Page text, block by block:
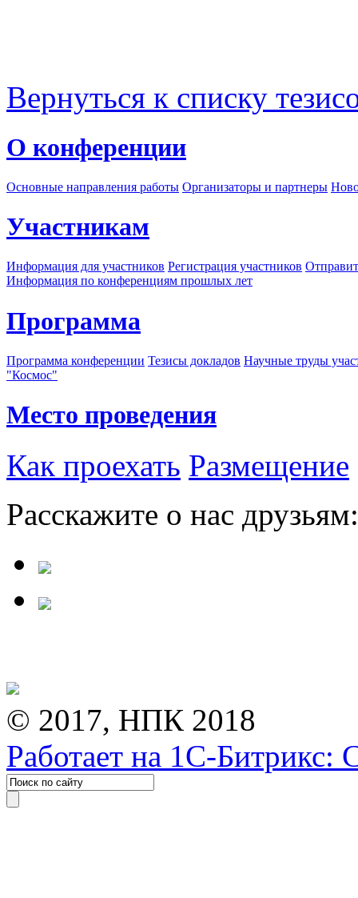
Вернуться к списку
О конференции
Основные направления работы Организаторы и партнеры
Участникам
Информация для участников Регистрация участников
Информация по конференциям прошлых лет
Программа
Программа конференции Тезисы докладов Научные труды
"Космос"
Место проведения
Как проехать Размещение
Расскажите о нас друзьям:
© 2017, НПК 2018
Работает на 1С-Битрикс: